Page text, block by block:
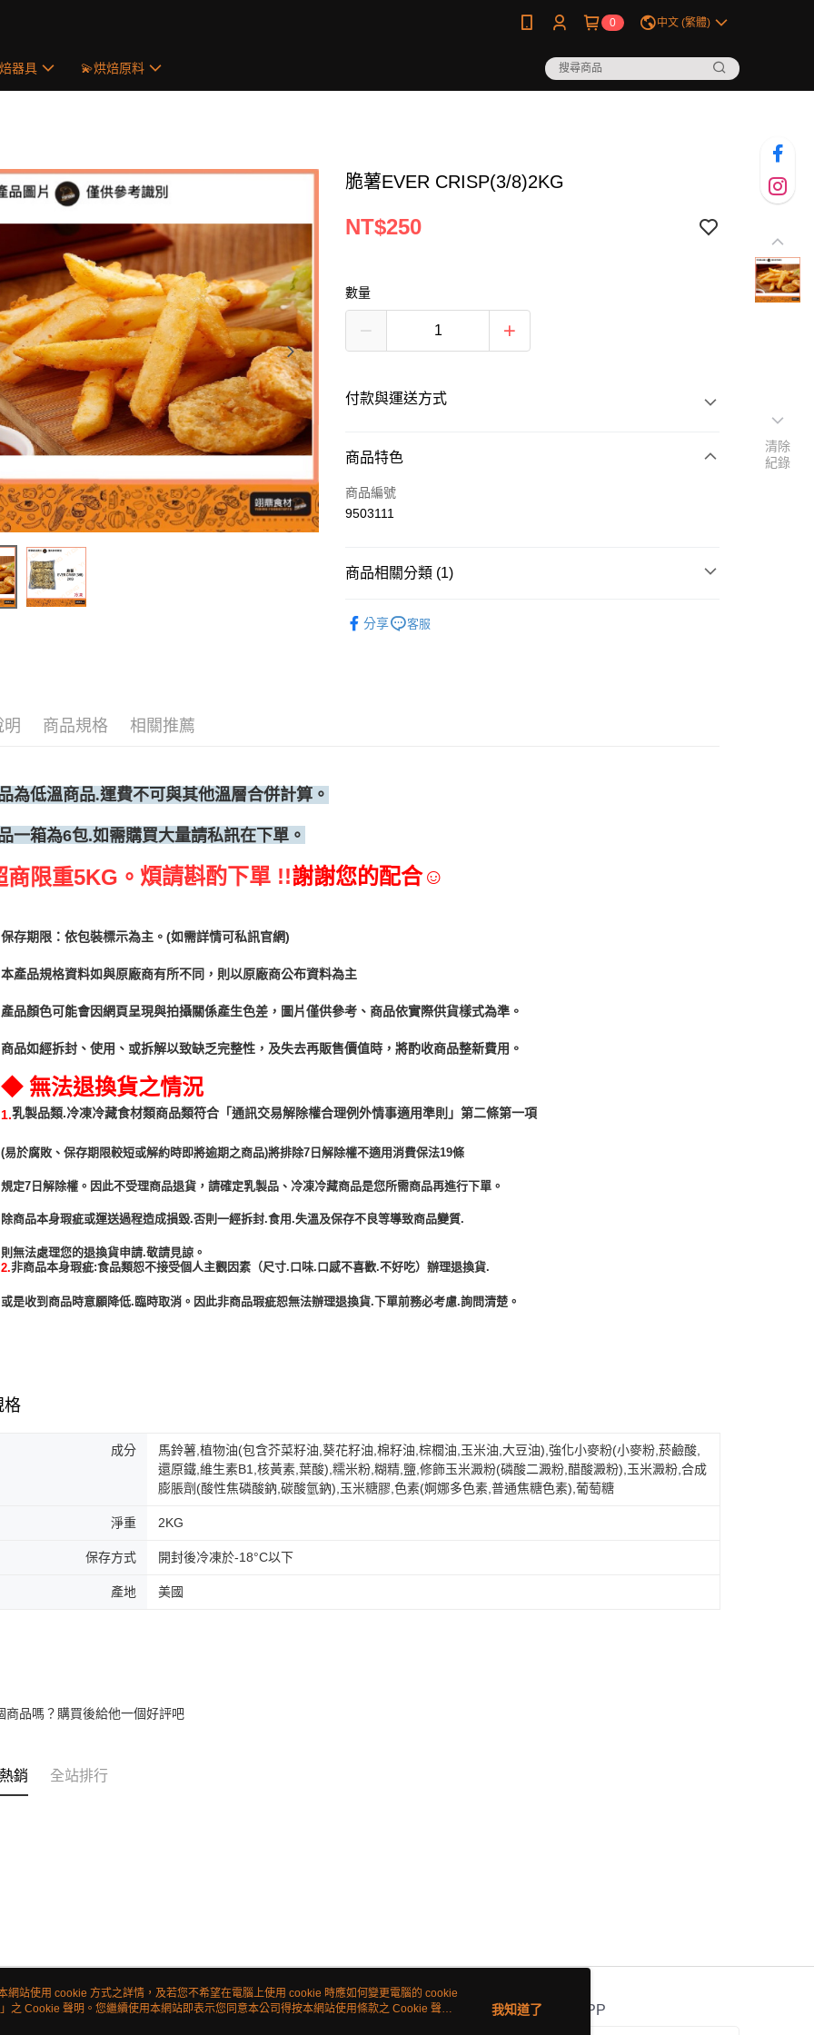
0 中文 (繁體)
器具 💫烘焙原料
脆薯EVER CRISP(3/8)2KG
NT$250
數量
付款與運送方式
付款方式
信用卡一次付款
運送方式
商品特色
商品編號
9503111
商品相關分類 (1)
分享
客服
明 商品規格 相關推薦
為低溫商品.運費不可與其他溫層合併計算。
一箱為6包.如需購買大量請私訊在下單。
商限重5KG。 煩請斟酌下單 !!謝謝您的配合☺
保存期限：依包裝標示為主。(如需詳情可私訊官網)
本產品規格資料如與原廠商有所不同，則以原廠商公布資料為主
產品顏色可能會因網頁呈現與拍攝關係產生色差，圖片僅供參考、商品依實際供貨樣式為準。
商品如經拆封、使用、或拆解以致缺乏完整性，及失去再販售價值時，將酌收商品整﻿新費用。
◆ 無法退換貨之情況
1.乳製品類.冷凍冷藏食材類商品類符合 「通訊交易解除權合理例外情事適用準則」第二條第一項
(易於腐敗、保存期限較短或解約時即將逾期之商品)將排除7日解除權不適用消費保法19條
規定7日解除權。因此不受理商品退貨，請確定乳製品、冷凍冷藏商品是您所需商品再進行下單。
除商品本身瑕疵或運送過程造成損毀.否則一經拆封.食用.失溫及保存不良等導致商品變質.
2.非商品本身瑕疵:食品類恕不接受個人主觀因素（尺寸.口味.口感不喜歡.不好吃）辦理退換貨.
或是收到商品時意願降低.臨時取消。因此非商品瑕疵恕無法辦理退換貨.下單前務必考慮.詢問清楚。
格
成分
馬鈴薯,植物油(包含芥菜籽油,葵花籽油,棉籽油,棕櫚油,玉米油,大豆油),強化小麥粉(小麥粉,菸鹼酸,
還原鐵,維生素B1,核黃素,葉酸),糯米粉,糊精,鹽,修飾玉米澱粉(磷酸二澱粉,醋酸澱粉),玉米澱粉,合成
膨脹劑(酸性焦磷酸鈉,碳酸氫鈉),玉米糖膠,色素(婀娜多色素,普通焦糖色素),葡萄糖
淨重 2KG
保存方式 開封後冷凍於-18°C以下
產地 美國
商品嗎？購買後給他一個好評吧
銷 全站排行
關於我們 客服資訊 官方APP
清除
紀錄
網站使用 cookie 方式之詳情，及若您不希望在電腦上使用 cookie 時應如何變更電腦的 cookie
」之 Cookie 聲明。您繼續使用本網站即表示您同意本公司得按本網站使用條款之 Cookie 聲明
我知道了